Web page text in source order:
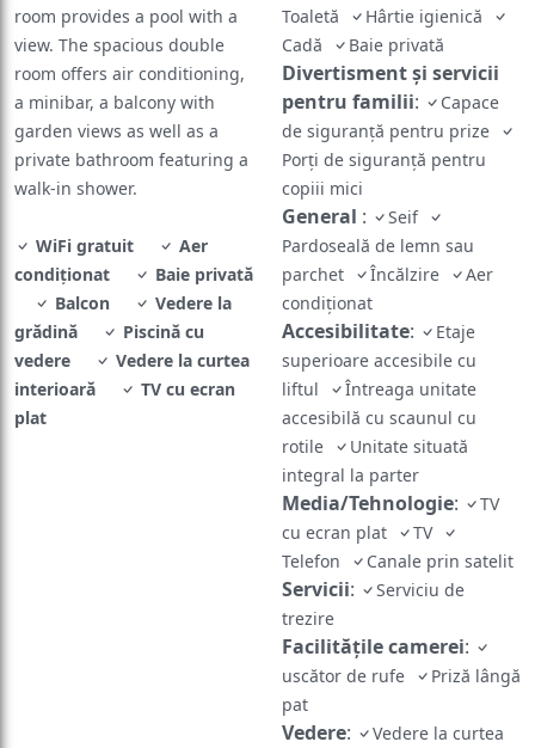
room provides a pool with a
view. The spacious double
room offers air conditioning,
a minibar, a balcony with
garden views as well as a
private bathroom featuring a
walk-in shower.
WiFi gratuit
Aer
condiţionat
Baie privată
Balcon
Vedere la
grădină
Piscină cu
vedere
Vedere la curtea
interioară
TV cu ecran
plat
Toaletă
Hârtie igienică
Cadă
Baie privată
Divertisment și servicii
pentru familii:
Capace
de siguranță pentru prize
Porți de siguranță pentru
copiii mici
General :
Seif
Pardoseală de lemn sau
parchet
Încălzire
Aer
condiţionat
Accesibilitate:
Etaje
superioare accesibile cu
liftul
Întreaga unitate
accesibilă cu scaunul cu
rotile
Unitate situată
integral la parter
Media/Tehnologie:
TV
cu ecran plat
TV
Telefon
Canale prin satelit
Servicii:
Serviciu de
trezire
Facilităţile camerei:
uscător de rufe
Priză lângă
pat
Vedere:
Vedere la curtea